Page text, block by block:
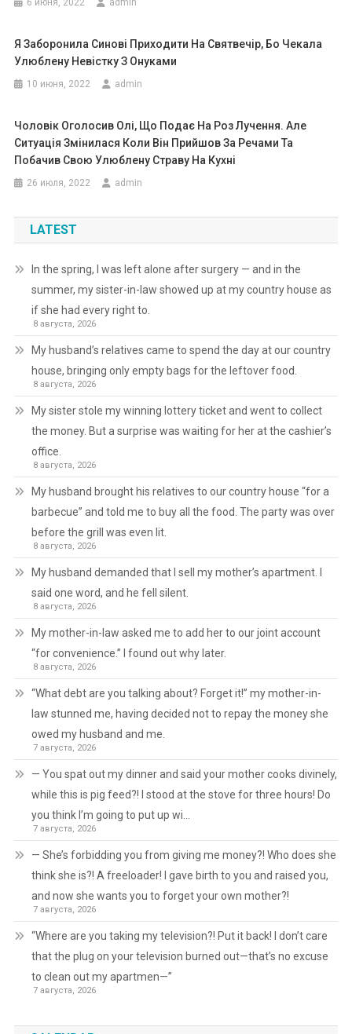
6 июня, 2022 admin
Я Заборонила Синові Приходити На Святвечір, Бо Чекала
Улюблену Невістку З Онуками
10 июня, 2022 admin
Чоловік Оголосив Олі, Що Подає На Роз Лучення. Але
Ситуація Змінилася Коли Він Прийшов За Речами Та
Побачив Свою Улюблену Страву На Кухні
26 июля, 2022 admin
LATEST
In the spring, I was left alone after surgery — and in the
summer, my sister-in-law showed up at my country house as
if she had every right to.
8 августа, 2026
My husband’s relatives came to spend the day at our country
house, bringing only empty bags for the leftover food.
8 августа, 2026
My sister stole my winning lottery ticket and went to collect
the money. But a surprise was waiting for her at the cashier’s
office.
8 августа, 2026
My husband brought his relatives to our country house “for a
barbecue” and told me to buy all the food. The party was over
before the grill was even lit.
8 августа, 2026
My husband demanded that I sell my mother’s apartment. I
said one word, and he fell silent.
8 августа, 2026
My mother-in-law asked me to add her to our joint account
“for convenience.” I found out why later.
8 августа, 2026
“What debt are you talking about? Forget it!” my mother-in-
law stunned me, having decided not to repay the money she
owed my husband and me.
7 августа, 2026
— You spat out my dinner and said your mother cooks divinely,
while this is pig feed?! I stood at the stove for three hours! Do
you think I’m going to put up wi…
7 августа, 2026
— She’s forbidding you from giving me money?! Who does she
think she is?! A freeloader! I gave birth to you and raised you,
and now she wants you to forget your own mother?!
7 августа, 2026
“Where are you taking my television?! Put it back! I don’t care
that the plug on your television burned out—that’s no excuse
to clean out my apartmen—”
7 августа, 2026